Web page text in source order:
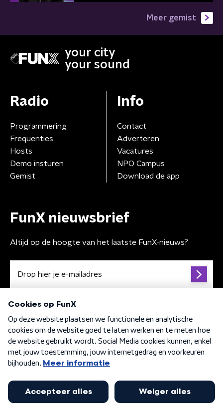
Meer gemist
your city
your sound
Radio
Programmering
Frequenties
Hosts
Demo insturen
Gemist
Info
Contact
Adverteren
Vacatures
NPO Campus
Download de app
FunX nieuwsbrief
Altijd op de hoogte van het laatste FunX-nieuws?
Algemene voorwaarden Privacybeleid